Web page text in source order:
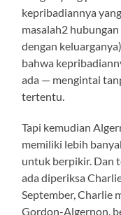
kepribadiannya
masalah2
dengan
bahwa
ada — mengintai
tertentu.
Tapi kemudian
memiliki lebih
untuk berpikir. Dan
ada diperiksa
September, Charlie
Gordon-Algernon,